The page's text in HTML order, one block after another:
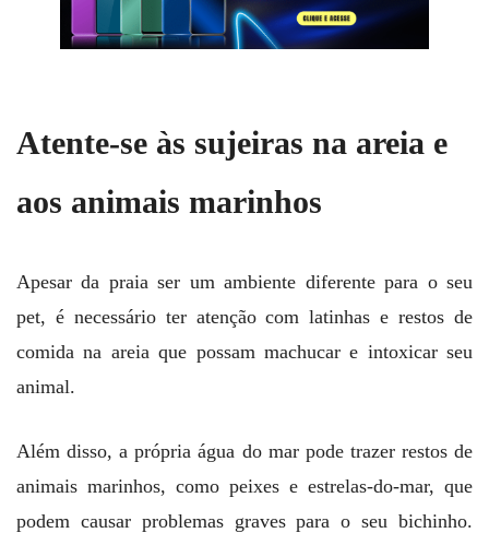
Atente-se às sujeiras na areia e
aos animais marinhos
Apesar da praia ser um ambiente diferente para o seu
pet, é necessário ter atenção com latinhas e restos de
comida na areia que possam machucar e intoxicar seu
animal.
Além disso, a própria água do mar pode trazer restos de
animais marinhos, como peixes e estrelas-do-mar, que
podem causar problemas graves para o seu bichinho.